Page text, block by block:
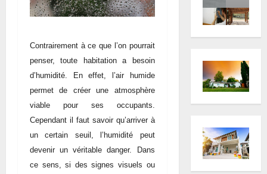
Contrairement à ce que l’on pourrait
penser, toute habitation a besoin
d’humidité. En effet, l’air humide
permet de créer une atmosphère
viable pour ses occupants.
Cependant il faut savoir qu’arriver à
un certain seuil, l’humidité peut
devenir un véritable danger. Dans
ce sens, si des signes visuels ou